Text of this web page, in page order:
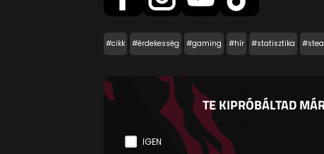
#cikk #érdekesség #gaming #hír #statisztika
TE KIPRÓBÁLTAD
IGEN